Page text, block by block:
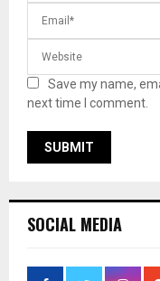
Save my name,
next time I comment.
SOCIAL MEDIA